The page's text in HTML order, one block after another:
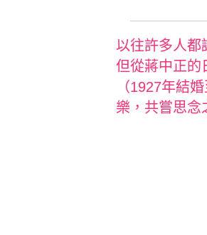
以往許多人都
但從蔣中正的
（1927年結
樂，共嘗思念